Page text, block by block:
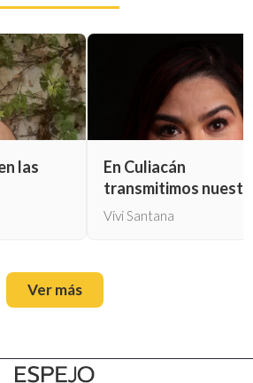
las
En Culiacán
transmitimos
propia muerte
Vivi Santana
Ver más